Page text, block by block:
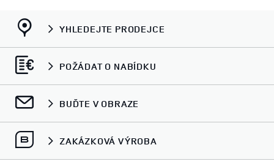
YHLEDEJTE PRODEJCE
POŽÁDAT O NABÍDKU
BUĎTE V OBRAZE
ZAKÁZKOVÁ VÝROBA